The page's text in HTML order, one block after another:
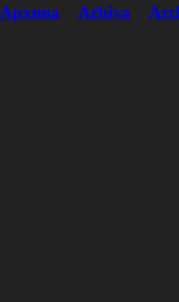
Архива Arhiva